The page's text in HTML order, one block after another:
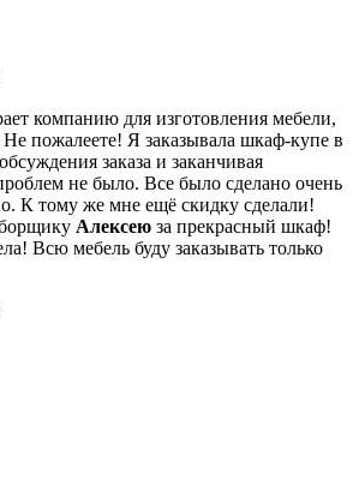
компанию для изготовления мебели,
пожалеете! Я заказывала шкаф-купе в
заказа и заканчивая
не было. Все было сделано очень
К тому же мне ещё скидку сделали!
Алексею за прекрасный шкаф!
Всю мебель буду заказывать только